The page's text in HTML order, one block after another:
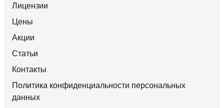
Лицензии
Цены
Акции
Статьи
Контакты
Политика конфиденциальности персональных
данных